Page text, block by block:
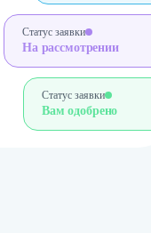
Статус заявки
На рассмотрении
Статус заявки
Вам одобрено